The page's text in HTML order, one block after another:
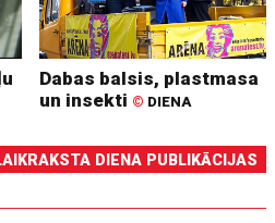
Dabas balsis, plastmasa
un insekti © DIENA
DIENA PUBLIKĀCIJAS